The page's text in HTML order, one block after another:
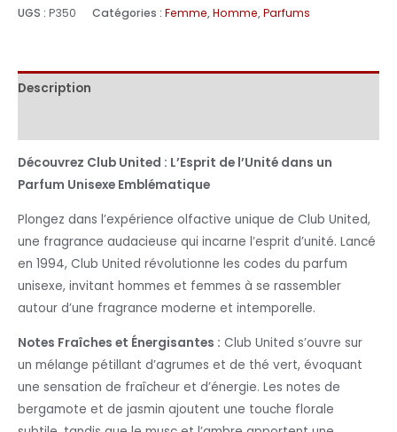
UGS : P350 Catégories : Femme,Homme,Parfums
Description
Découvrez Club United : L’Esprit de l’Unité dans un
Parfum Unisexe Emblématique
Plongez dans l’expérience olfactive unique de Club United,
une fragrance audacieuse qui incarne l’esprit d’unité. Lancé
en 1994, Club United révolutionne les codes du parfum
unisexe, invitant hommes et femmes à se rassembler
autour d’une fragrance moderne et intemporelle.
Notes Fraîches et Énergisantes : Club United s’ouvre sur
un mélange pétillant d’agrumes et de thé vert, évoquant
une sensation de fraîcheur et d’énergie. Les notes de
bergamote et de jasmin ajoutent une touche florale